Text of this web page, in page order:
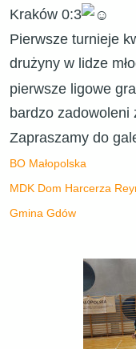
Kraków 0:3
Pierwsze turnieje
drużyny w lidze
pierwsze ligowe
bardzo zadowoleni
Zapraszamy do
BO Małopolska
MDK Dom Harcerza
Gmina Gdów